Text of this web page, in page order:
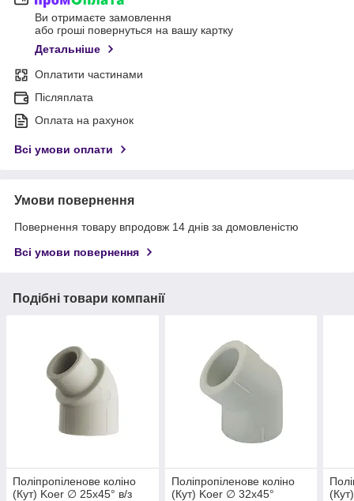
Ви отримаєте замовлення
або гроші повернуться на вашу картку
Детальніше
Оплатити частинами
Післяплата
Оплата на рахунок
Всі умови оплати
Умови повернення
Повернення товару впродовж 14 днів за домовленістю
Всі умови повернення
Подібні товари компанії
Поліпропіленове коліно
(Кут) Koer ∅ 25х45° в/з
Поліпропіленове коліно
(Кут) Koer ∅ 32х45°